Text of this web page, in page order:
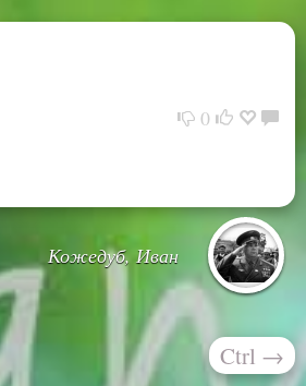
0
Кожедуб, Иван
Ctrl →